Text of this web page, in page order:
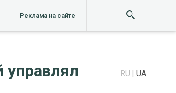
Реклама на сайте
управлял
RU UA